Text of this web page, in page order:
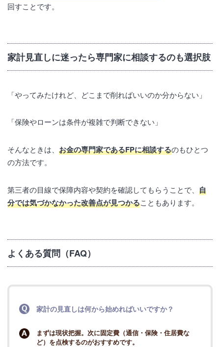
回すことです。
家計見直しに迷ったら専門家に相談するのも選択肢
「やってみたけれど、どこまで削ればいいのか分からない」
「保険やローンは条件が複雑で判断できない」
そんなときは、 お金の専門家であるFPに相談するのもひとつ
の方法です。
第三者の目線で保障内容や契約を確認してもらうことで、 自
分では気づかなかった改善点が見つかることもあります。
よくある質問（FAQ）
家計の見直しは何から始めればいいですか？
まずは現状把握。次に固定費（通信・保険・住居費な
ど）を点検するのがおすすめです。